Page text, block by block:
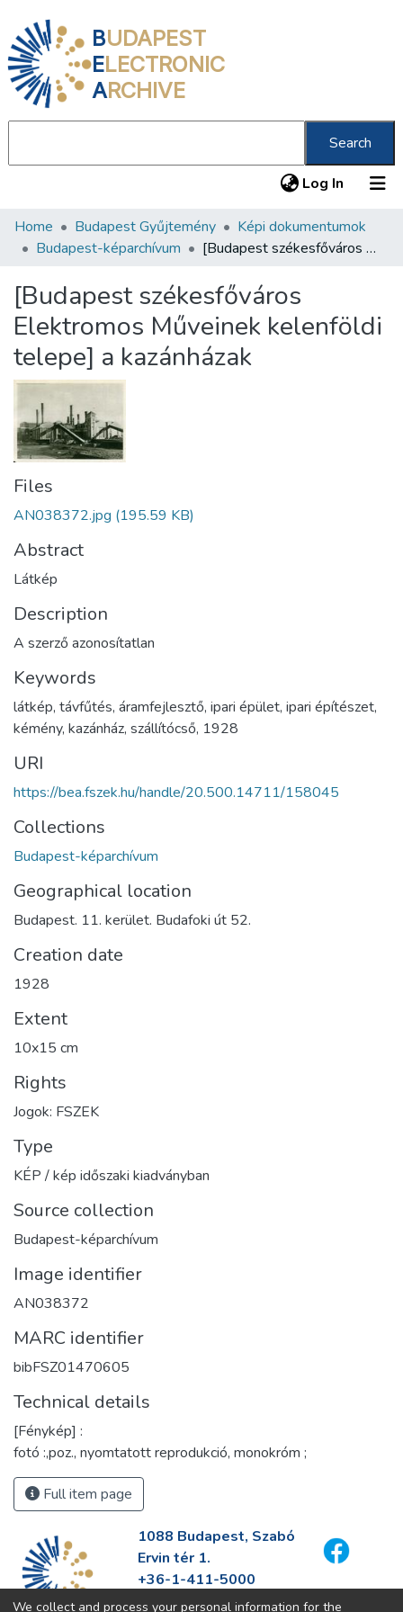
BUDAPEST
ELECTRONIC
ARCHIVE
Search
Log In (current)
Communities & Collections
Statistics
About us
Home Budapest Gyűjtemény
Képi dokumentumok
Budapest-képarchívum
[Budapest székesfőváros Elektromos Műveinek kelenföldi telepe] a kazánházak
[Budapest székesfőváros
Elektromos Műveinek kelenföldi
telepe] a kazánházak
Files
AN038372.jpg (195.59 KB)
Abstract
Látkép
Description
A szerző azonosítatlan
Keywords
látkép, távfűtés, áramfejlesztő, ipari épület, ipari építészet,
kémény, kazánház, szállítócső, 1928
URI
https://bea.fszek.hu/handle/20.500.14711/158045
Collections
Budapest-képarchívum
Geographical location
Budapest. 11. kerület. Budafoki út 52.
Creation date
1928
Extent
10x15 cm
Rights
Jogok: FSZEK
Type
KÉP / kép időszaki kiadványban
Source collection
Budapest-képarchívum
Image identifier
AN038372
MARC identifier
bibFSZ01470605
Technical details
[Fénykép] :
fotó :,poz., nyomtatott reprodukció, monokróm ;
Full item page
1088 Budapest, Szabó
Ervin tér 1.
+36-1-411-5000
info@fszek.hu
We collect and process your personal information for the